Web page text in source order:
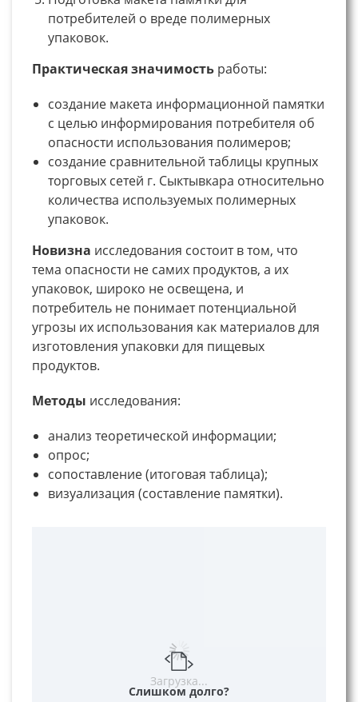
потребителей о вреде полимерных
упаковок.
Практическая значимость работы:
создание макета информационной памятки
с целью информирования потребителя об
опасности использования полимеров;
создание сравнительной таблицы крупных
торговых сетей г. Сыктывкара относительно
количества используемых полимерных
упаковок.
Новизна исследования состоит в том, что
тема опасности не самих продуктов, а их
упаковок, широко не освещена, и
потребитель не понимает потенциальной
угрозы их использования как материалов для
изготовления упаковки для пищевых
продуктов.
Методы исследования:
анализ теоретической информации;
опрос;
сопоставление (итоговая таблица);
визуализация (составление памятки).
Загрузка...
Слишком долго?